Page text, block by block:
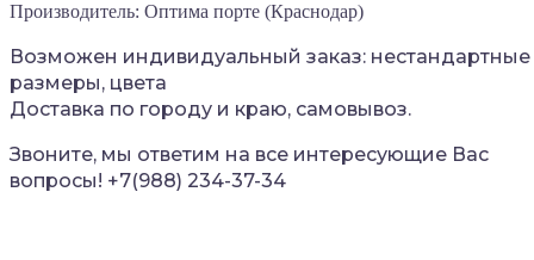
Производитель: Оптима порте (Краснодар)
Возможен индивидуальный заказ: нестандартные
размеры, цвета
Доставка по городу и краю, самовывоз.
Звоните, мы ответим на все интересующие Вас
вопросы! +7(988) 234-37-34